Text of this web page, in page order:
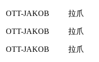
OTT-JAKOB 拉爪
OTT-JAKOB 拉爪
OTT-JAKOB 拉爪